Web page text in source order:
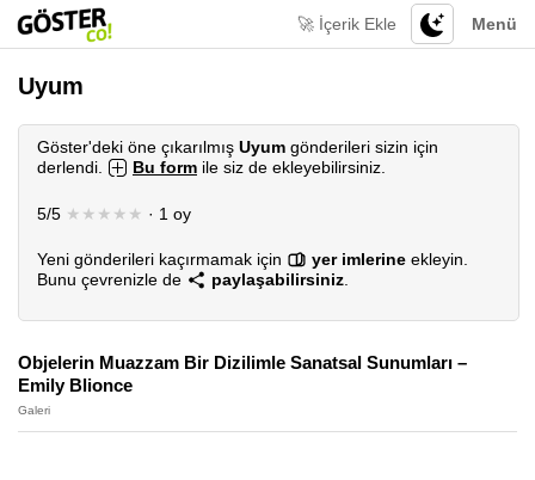
Menü
🚀 İçerik Ekle
Uyum
Göster'deki öne çıkarılmış Uyum gönderileri sizin için
derlendi.
Bu form ile siz de ekleyebilirsiniz.
5/5 ★★★★★ · 1 oy
Yeni gönderileri kaçırmamak için yer imlerine ekleyin.
Bunu çevrenizle de
paylaşabilirsiniz
Objelerin Muazzam Bir Dizilimle Sanatsal Sunumları –
Emily Blionce
Galeri